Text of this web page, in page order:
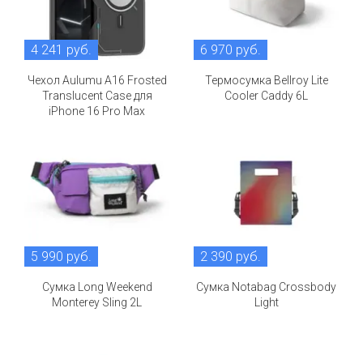
4 241 руб.
Чехол Aulumu A16 Frosted
Translucent Case для
iPhone 16 Pro Max
6 970 руб.
Термосумка Bellroy Lite
Cooler Caddy 6L
5 990 руб.
Сумка Long Weekend
Monterey Sling 2L
2 390 руб.
Сумка Notabag Crossbody
Light